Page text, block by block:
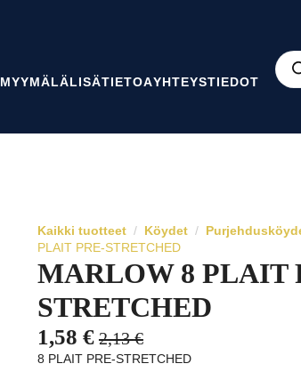
MYYMÄLÄLISÄTIETOAYHTEYSTIEDOT
Kaikki tuotteet Köydet
PLAIT PRE-STRETCHED
MARLOW 8 PLAIT
STRETCHED
2,13€
Alkuperäinen
1,58 €
Nykyinen
8 PLAIT PRE-STRETCHED